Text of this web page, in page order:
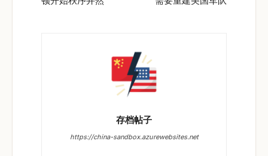
存档帖子
https://china-sandbox.azurewebsites.net